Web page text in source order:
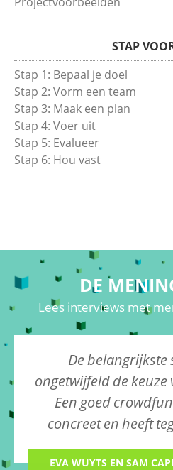
STAP
Stap 1: Bepaal je doel
Stap 2: Vorm een team
Stap 3: Maak een plan
Stap 4: Voer uit
Stap 5: Evalueer
Stap 6: Hou vast
DE
Lees interviews met
Debelangrijkste
ongetwijfeld dekeuze
Een goed
concreet enheeft
EVA WUYTS EN SAM